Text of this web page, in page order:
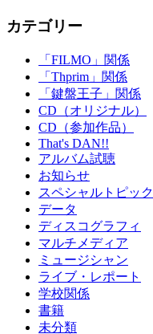
カテゴリー
「FILMO」関係
「Thprim」関係
「鍵盤王子」関係
CD（オリジナル）
CD（参加作品）
That's DAN!!
アルバム試聴
お知らせ
スペシャルトピック
データ
ディスコグラフィ
マルチメディア
ミュージシャン
ライブ・レポート
学校関係
書籍
未分類